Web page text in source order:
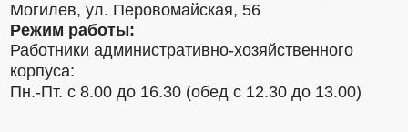
Могилев, ул. Перовомайская, 56
Режим работы:
Работники административно-хозяйственного
корпуса:
Пн.-Пт. с 8.00 до 16.30 (обед с 12.30 до 13.00)